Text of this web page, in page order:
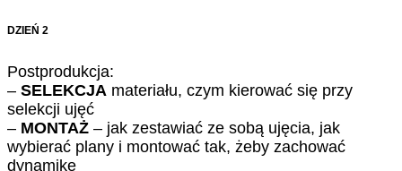
DZIEŃ 2
Postprodukcja:
– SELEKCJA materiału, czym kierować się przy
selekcji ujęć
– MONTAŻ – jak zestawiać ze sobą ujęcia, jak
wybierać plany i montować tak, żeby zachować
dynamikę